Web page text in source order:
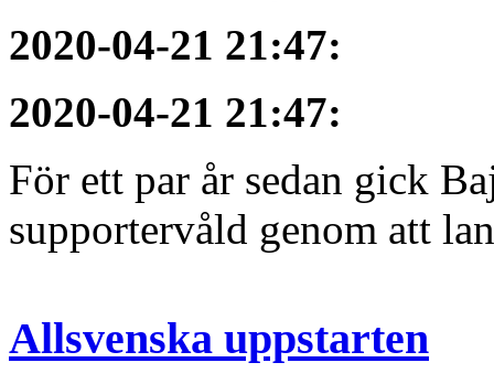
2020-04-21 21:47:
2020-04-21 21:47:
För ett par år sedan gick
supportervåld genom att
Allsvenska uppstarten